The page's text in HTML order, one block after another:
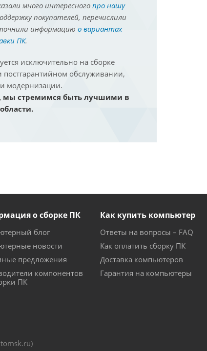
много интересного про нашу
покупателей, перечислили
информацию о вариантах
ПК.
исключительно на сборке
обслуживании,
модернизации.
мы стремимся быть лучшими в
о сборке ПК
блог
новости
предложения
компонентов
ПК
Как купить компьютер
Ответы на вопросы – FAQ
Как оплатить сборку ПК
Доставка компьютеров
Гарантия на компьютеры